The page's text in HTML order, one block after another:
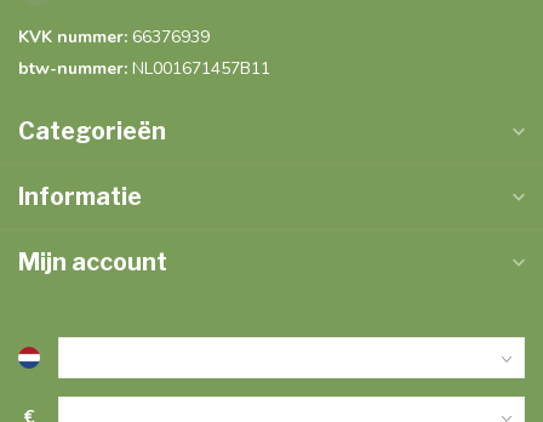
KVK nummer: 66376939
btw-nummer: NL001671457B11
Categorieën
Informatie
Mijn account